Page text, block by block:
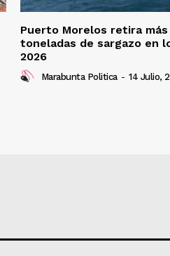
Puerto Morelos retira
toneladas de sargazo en
2026
Marabunta Politica - 14 Julio,